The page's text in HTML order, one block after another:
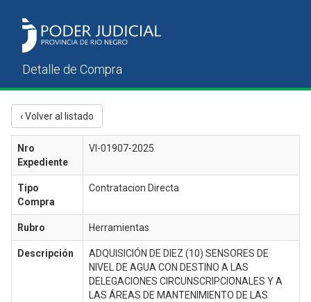
‹ Volver al listado
Nro
Expediente
VI-01907-2025
Tipo
Compra
Contratacion Directa
Rubro Herramientas
Descripción
ADQUISICIÓN DE DIEZ (10) SENSORES DE
NIVEL DE AGUA CON DESTINO A LAS
DELEGACIONES CIRCUNSCRIPCIONALES Y A
LAS ÁREAS DE MANTENIMIENTO DE LAS